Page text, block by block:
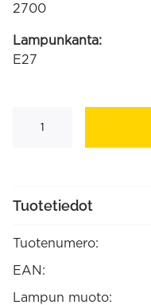
2700
Lampunkanta:
E27
”Tavallinen
kirkas”
määrä
Tuotetiedot
Tuotenumero:
EAN:
Lampun muoto: